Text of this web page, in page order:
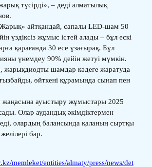
түсірді», – деді алматылық
айтқандай, сапалы LED-шам 50
үздіксіз жұмыс істей алады – бұл ескі
қарағанда 30 есе ұзағырақ. Бұл
үнемдеу 90% дейін жетуі мүмкін.
жарықдиодты шамдар кәдеге жаратуда
өйткені құрамында сынап пен
жаңасына ауыстыру жұмыстары 2025
Олар аудандық әкімдіктермен
олардың балансында қаланың сыртқы
бар.
memleket/entities/almaty/press/news/det